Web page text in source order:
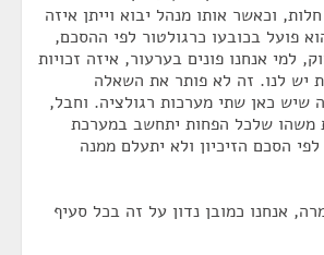
וכאשר אותו מנהל יבוא וייתן איזה
פועל בכובעו כרגולטור לפי ההסכם,
למי אנחנו פונים בערעור, איזה זכויות
יש לנו. זה לא פותר את השאלה
שיש כאן שתי מערכות רגולציה. וחבל,
משהו שלכל הפחות יתחשב במערכת
הסכם הזיכיון ולא יתעלם ממנה
אנחנו כמובן נדון על זה בכל סעיף